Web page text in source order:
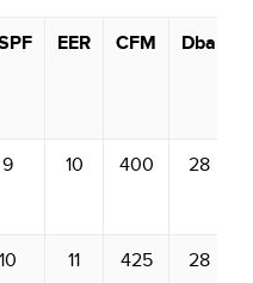
EER CFM Dba
9 10 400 28
10 11 425 28